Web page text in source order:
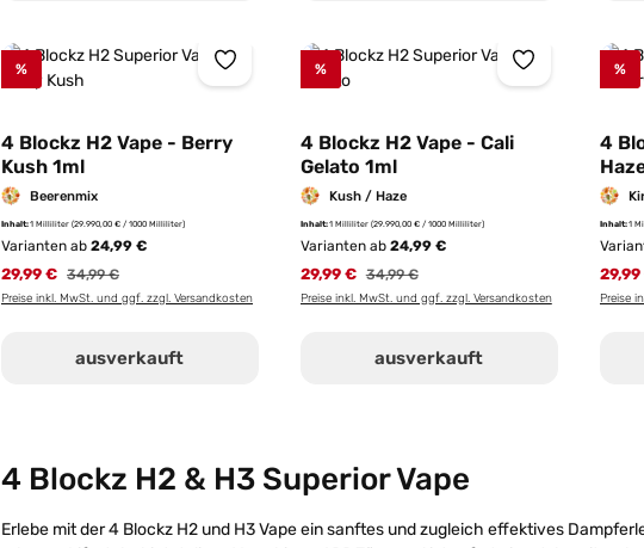
%
4 Blockz H2 Vape - Berry
Kush 1ml
Beerenmix
Inhalt:1 Milliliter (29.990,00 € / 1000 Milliliter)
Varianten ab 24,99 €
29,99 € Regulärer Preis:
34,99 €
Preise inkl. MwSt. und ggf. zzgl. Versandkosten
ausverkauft
%
4 Blockz H2 Vape - Cali
Gelato 1ml
Kush / Haze
Inhalt:1 Milliliter (29.990,00 € / 1000 Milliliter)
Varianten ab24,99 €
29,99 € Regulärer Preis:
34,99 €
Preise inkl. MwSt. und ggf. zzgl. Versandkosten
ausverkauft
%
4
Inhalt:1
Preise
4 Blockz H2 & H3 Superior Vape
Erlebe mit der 4 Blockz H2 und H3 Vape ein sanftes und zugleich effektives